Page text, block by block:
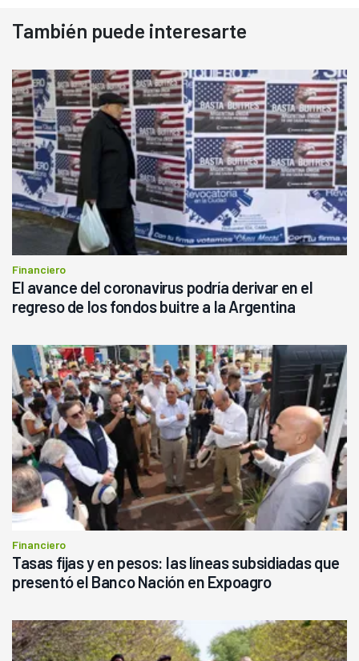
También puede interesarte
Financiero
El avance del coronavirus podría derivar en el
regreso de los fondos buitre a la Argentina
Financiero
Tasas fijas y en pesos: las líneas subsidiadas que
presentó el Banco Nación en Expoagro